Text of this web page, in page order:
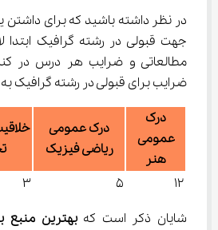
جهت قبولی در رشته گرافیک ابتدا
مطالعاتی و ضرایب هر درس در
ضرایب برای قبولی در رشته گرافیک به
درک
عمومی
هنر
درک عمومی
ریاضی فیزیک
۱۲
۵ ۳
شایان ذکر است که بهترین منبع